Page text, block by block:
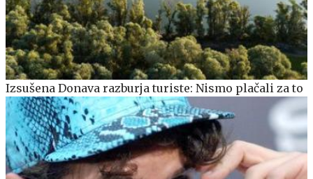
Izsušena Donava razburja turiste: Nismo plačali za to